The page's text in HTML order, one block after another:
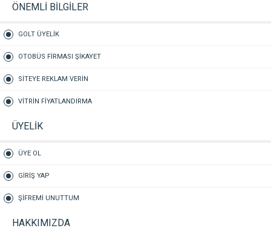
ÖNEMLİ BİLGİLER
GOLT ÜYELİK
OTOBÜS FİRMASI ŞİKAYET
SİTEYE REKLAM VERİN
VİTRİN FİYATLANDIRMA
ÜYELİK
ÜYE OL
GİRİŞ YAP
ŞİFREMİ UNUTTUM
HAKKIMIZDA